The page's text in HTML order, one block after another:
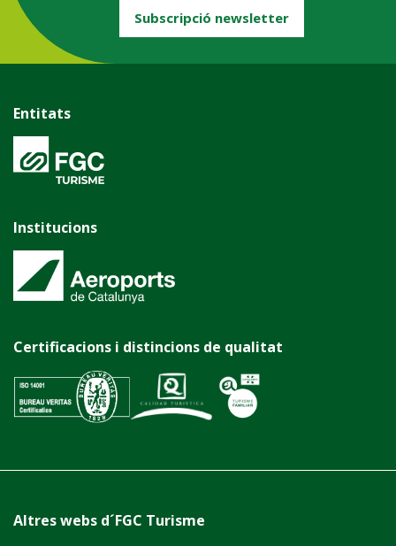
Subscripció newsletter
Entitats
Institucions
Certificacions i distincions de qualitat
Altres webs d´FGC Turisme